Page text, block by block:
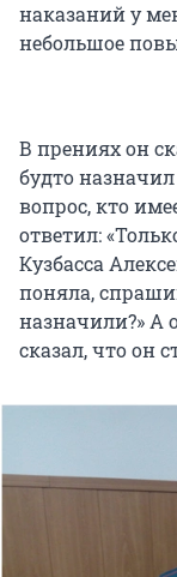
наказаний у
небольшое
В прениях он
будто
вопрос, кто
ответил:
Кузбасса
поняла,
назначили?» А
сказал, что он